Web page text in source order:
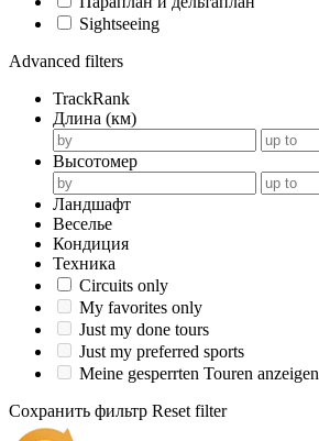
Sightseeing
Advanced filters
TrackRank
Длина (км)
Высотомер
Ландшафт
Веселье
Кондиция
Техника
Circuits only
My favorites only
Just my done tours
Just my preferred sports
Meine gesperrten Touren anzeigen
Сохранить фильтр Reset filter